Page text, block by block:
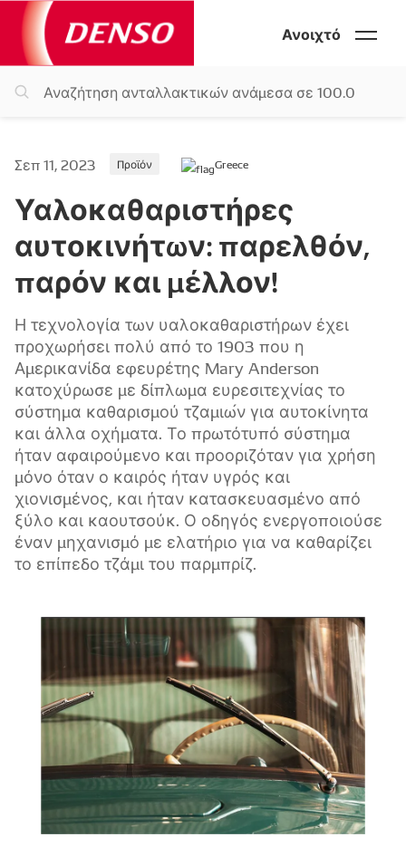
Ανοιχτό
Σεπ 11, 2023 Προϊόν Greece
Υαλοκαθαριστήρες
αυτοκινήτων: παρελθόν,
παρόν και μέλλον!
Η τεχνολογία των υαλοκαθαριστήρων έχει
προχωρήσει πολύ από το 1903 που η
Αμερικανίδα εφευρέτης Mary Anderson
κατοχύρωσε με δίπλωμα ευρεσιτεχνίας το
σύστημα καθαρισμού τζαμιών για αυτοκίνητα
και άλλα οχήματα. Το πρωτότυπό σύστημα
ήταν αφαιρούμενο και προοριζόταν για χρήση
μόνο όταν ο καιρός ήταν υγρός και
χιονισμένος, και ήταν κατασκευασμένο από
ξύλο και καουτσούκ. Ο οδηγός ενεργοποιούσε
έναν μηχανισμό με ελατήριο για να καθαρίζει
το επίπεδο τζάμι του παρμπρίζ.